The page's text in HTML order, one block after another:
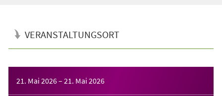
VERANSTALTUNGSORT
21. Mai 2026– 21. Mai 2026